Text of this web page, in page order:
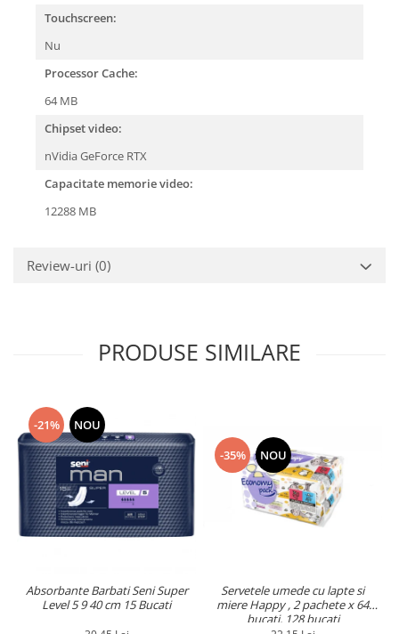
Touchscreen:
Nu
Processor Cache:
64 MB
Chipset video:
nVidia GeForce RTX
Capacitate memorie video:
12288 MB
Review-uri (0)
PRODUSE SIMILARE
-21% NOU
Absorbante Barbati Seni Super
Level 5 9 40 cm 15 Bucati
-35% NOU
Servetele umede cu lapte si
miere Happy , 2 pachete x 64
bucati, 128 bucati